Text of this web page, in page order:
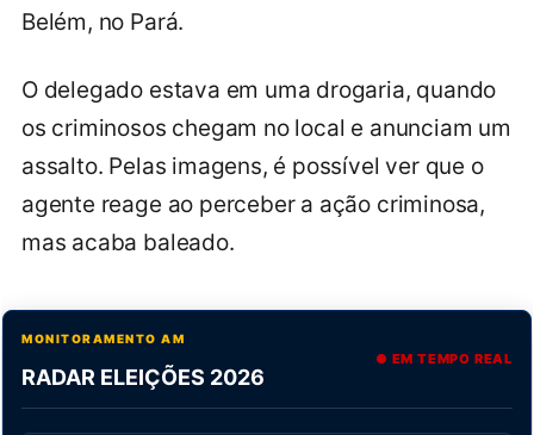
Belém, no Pará.
O delegado estava em uma drogaria, quando
os criminosos chegam no local e anunciam um
assalto. Pelas imagens, é possível ver que o
agente reage ao perceber a ação criminosa,
mas acaba baleado.
MONITORAMENTO AM
RADAR ELEIÇÕES 2026
● EM TEMPO REAL